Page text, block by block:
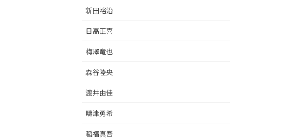
新田裕治
日高正喜
梅澤竜也
森谷陸央
渡井由佳
疇津勇希
稲福真吾